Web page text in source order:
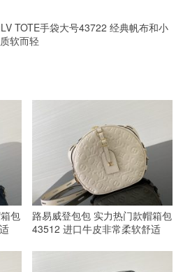
TOTE手袋大号43722 经典帆布和小
软而轻
包
路易威登包包 实力热门款帽箱包
43512 进口牛皮非常柔软舒适